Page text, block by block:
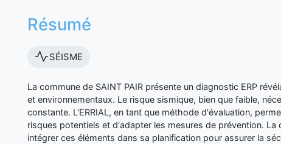
Résumé
SÉISME
La commune de SAINT PAIR présente un diagnostic ERP
et environnementaux. Le risque sismique, bien que faible,
constante. L'ERRIAL, en tant que méthode d'évaluation,
risques potentiels et d'adapter les mesures de prévention. La
intégrer ces éléments dans sa planification pour assurer la